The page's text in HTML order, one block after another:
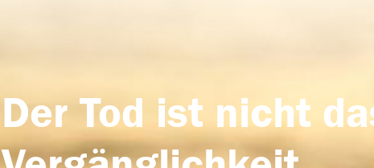
Der Tod ist nicht